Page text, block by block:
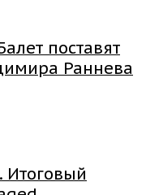
поставят
Раннева
Итоговый